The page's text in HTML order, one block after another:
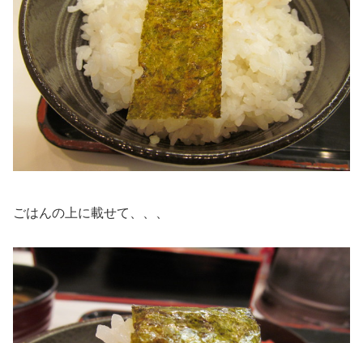
ごはんの上に載せて、、、